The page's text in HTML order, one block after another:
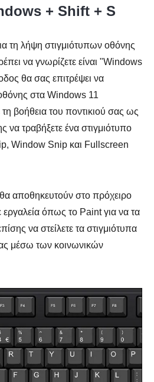
+ Shift + S
τη λήψη στιγμιότυπων οθόνης
να γνωρίζετε είναι "Windows
θα σας επιτρέψει να
στα Windows 11
βοήθεια του ποντικιού σας ως
να τραβήξετε ένα στιγμιότυπο
Window Snip και Fullscreen
αποθηκευτούν στο πρόχειρο
εργαλεία όπως το Paint για να τα
να στείλετε τα στιγμιότυπα
μέσω των κοινωνικών